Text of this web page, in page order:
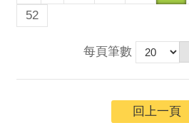
52
每頁筆數
回上一頁